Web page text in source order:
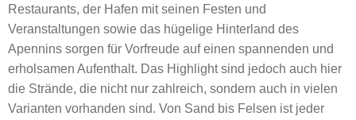
Restaurants, der Hafen mit seinen Festen und
Veranstaltungen sowie das hügelige Hinterland des
Apennins sorgen für Vorfreude auf einen spannenden und
erholsamen Aufenthalt. Das Highlight sind jedoch auch hier
die Strände, die nicht nur zahlreich, sondern auch in vielen
Varianten vorhanden sind. Von Sand bis Felsen ist jeder